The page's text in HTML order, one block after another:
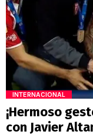
INTERNACIONAL
¡Hermoso
con Javier